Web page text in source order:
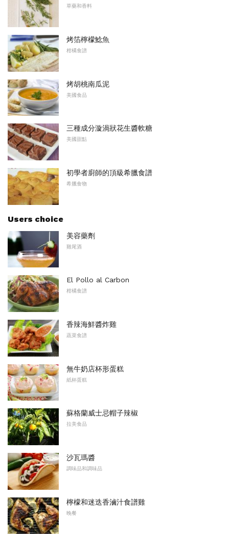
草藥和香料
烤箔檸檬鯰魚
柑橘食譜
烤胡桃南瓜泥
美國食品
三種成分漩渦狀花生醬軟糖
美國甜點
初學者廚師的頂級希臘食譜
希臘食物
Users choice
美容藥劑
雞尾酒
El Pollo al Carbon
柑橘食譜
香辣海鮮醬炸雞
蔬菜食譜
無牛奶店杯形蛋糕
紙杯蛋糕
蘇格蘭威士忌帽子辣椒
拉美食品
沙瓦瑪醬
調味品和調味品
檸檬和迷迭香滷汁食譜雞
晚餐